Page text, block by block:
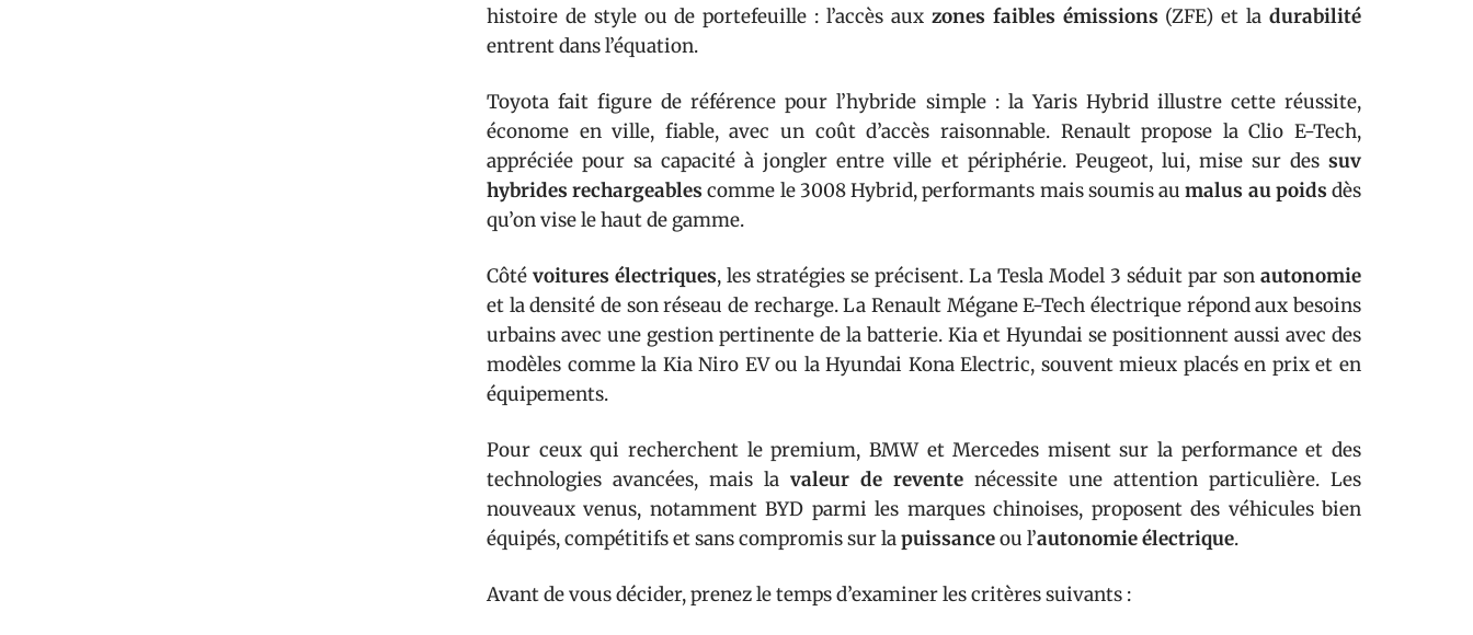
histoire de style ou de portefeuille : l’accès aux zones faibles émissions (ZFE) et ladurabilité
entrent dans l’équation.
Toyota fait figure de référence pour l’hybride simple : la Yaris Hybrid illustre cette réussite,
économe en ville, fiable, avec un coût d’accès raisonnable. Renault propose la Clio E-Tech,
appréciée pour sa capacité à jongler entre ville et périphérie. Peugeot, lui, mise sur des suv
hybrides rechargeables comme le 3008 Hybrid, performants mais soumis aumalus au poids dès
qu’on vise le haut de gamme.
Côté voitures électriques, les stratégies se précisent. La Tesla Model 3 séduit par son autonomie
et la densité de son réseau de recharge. La Renault Mégane E-Tech électrique répond aux besoins
urbains avec une gestion pertinente de la batterie. Kia et Hyundai se positionnent aussi avec des
modèles comme la Kia Niro EV ou la Hyundai Kona Electric, souvent mieux placés en prix et en
équipements.
Pour ceux qui recherchent le premium, BMW et Mercedes misent sur la performance et des
technologies avancées, mais la valeur de revente nécessite une attention particulière. Les
nouveaux venus, notamment BYD parmi les marques chinoises, proposent des véhicules bien
équipés, compétitifs et sans compromis sur lapuissanceou l’autonomie électrique.
Avant de vous décider, prenez le temps d’examiner les critères suivants :